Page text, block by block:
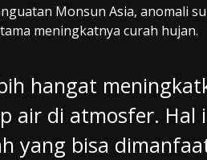
Monsun Asia, anomali
meningkatnya curah hujan.
hangat
air di atmosfer. Hal
yang bisa